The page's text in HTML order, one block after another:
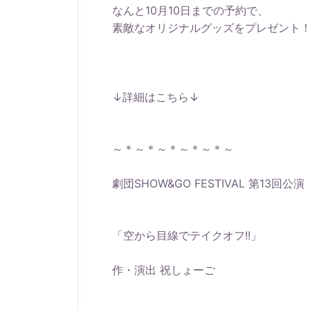
なんと10月10日までの予約で、
素敵なオリジナルグッズをプレゼント
↓詳細はこちら↓
～＊～＊～＊～＊～＊～
劇団SHOW&GO FESTIVAL 第13回公演
「空から目線でテイクオフ!!」
作・演出 祝しょーご